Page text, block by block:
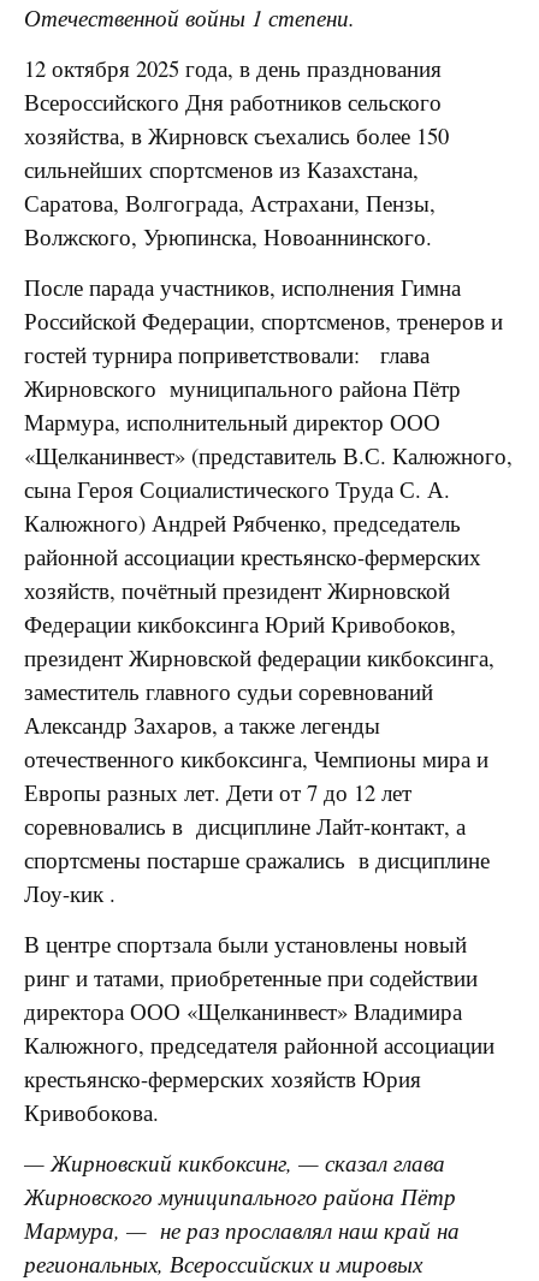
Отечественной войны 1 степени.
12 октября 2025 года, в день празднования
Всероссийского Дня работников сельского
хозяйства, в Жирновск съехались более 150
сильнейших спортсменов из Казахстана,
Саратова, Волгограда, Астрахани, Пензы,
Волжского, Урюпинска, Новоаннинского.
После парада участников, исполнения Гимна
Российской Федерации, спортсменов, тренеров и
гостей турнира поприветствовали: глава
Жирновского муниципального района Пётр
Мармура, исполнительный директор ООО
«Щелканинвест» (представитель В.С. Калюжного,
сына Героя Социалистического Труда С. А.
Калюжного) Андрей Рябченко, председатель
районной ассоциации крестьянско-фермерских
хозяйств, почётный президент Жирновской
Федерации кикбоксинга Юрий Кривобоков,
президент Жирновской федерации кикбоксинга,
заместитель главного судьи соревнований
Александр Захаров, а также легенды
отечественного кикбоксинга, Чемпионы мира и
Европы разных лет. Дети от 7 до 12 лет
соревновались в дисциплине Лайт-контакт, а
спортсмены постарше сражались в дисциплине
Лоу-кик .
В центре спортзала были установлены новый
ринг и татами, приобретенные при содействии
директора ООО «Щелканинвест» Владимира
Калюжного, председателя районной ассоциации
крестьянско-фермерских хозяйств Юрия
Кривобокова.
— Жирновский кикбоксинг, — сказал глава
Жирновского муниципального района Пётр
Мармура, — не раз прославлял наш край на
региональных, Всероссийских и мировых